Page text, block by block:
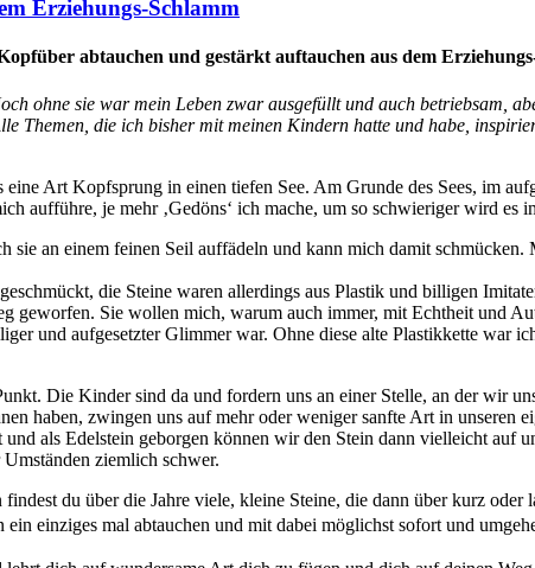
Erziehungs-Schlamm
abtauchen und gestärkt auftauchen aus dem
ohne sie war mein Leben zwar ausgefüllt und auch betriebsam,
Themen, die ich bisher mit meinen Kindern hatte und habe,
Art Kopfsprung in einen tiefen See. Am Grunde des Sees, im
aufführe, je mehr ‚Gedöns‘ ich mache, um so schwieriger wird es
sie an einem feinen Seil auffädeln und kann mich damit
die Steine waren allerdings aus Plastik und billigen
geworfen. Sie wollen mich, warum auch immer, mit Echtheit und
und aufgesetzter Glimmer war. Ohne diese alte Plastikkette war
Die Kinder sind da und fordern uns an einer Stelle, an der wir
haben, zwingen uns auf mehr oder weniger sanfte Art in unseren
als Edelstein geborgen können wir den Stein dann vielleicht auf
ziemlich schwer.
du über die Jahre viele, kleine Steine, die dann über kurz
einziges mal abtauchen und mit dabei möglichst sofort und